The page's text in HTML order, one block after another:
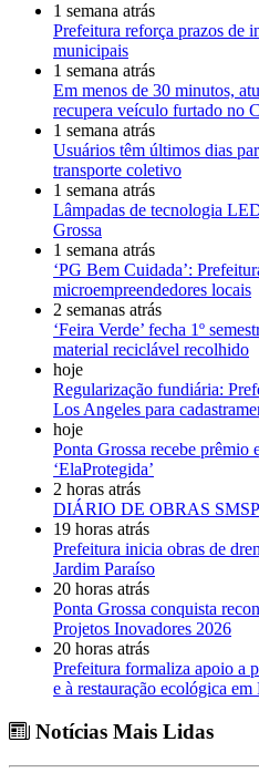
1 semana atrás
Prefeitura reforça prazos de
municipais
1 semana atrás
Em menos de 30 minutos,
recupera veículo furtado no
1 semana atrás
Usuários têm últimos dias
transporte coletivo
1 semana atrás
Lâmpadas de tecnologia
Grossa
1 semana atrás
‘PG Bem Cuidada’:
microempreendedores locais
2 semanas atrás
‘Feira Verde’ fecha 1º
material reciclável recolhido
hoje
Regularização fundiária:
Los Angeles para
hoje
Ponta Grossa recebe prêmio
‘ElaProtegida’
2 horas atrás
DIÁRIO DE OBRAS
19 horas atrás
Prefeitura inicia obras de
Jardim Paraíso
20 horas atrás
Ponta Grossa conquista
Projetos Inovadores 2026
20 horas atrás
Prefeitura formaliza apoio a
e à restauração ecológica em
Notícias Mais Lidas